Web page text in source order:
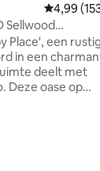
173 recensies
4,99
Sellwood
Place', een
in een
deelt met
Deze oase op